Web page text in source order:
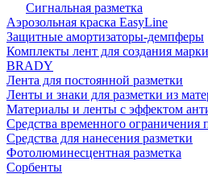
Сигнальная разметка
Аэрозольная краска EasyLine
Защитные амортизаторы-демпферы
Комплекты лент для создания
BRADY
Лента для постоянной разметки
Ленты и знаки для разметки из
Материалы и ленты с эффектом
Средства временного ограничения
Средства для нанесения разметки
Фотолюминесцентная разметка
Сорбенты